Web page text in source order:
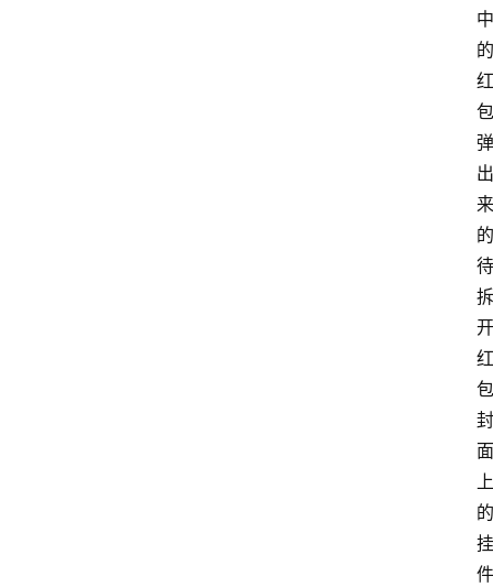
中
的
红
包
弹
出
来
的
待
拆
开
红
包
封
面
上
的
挂
件